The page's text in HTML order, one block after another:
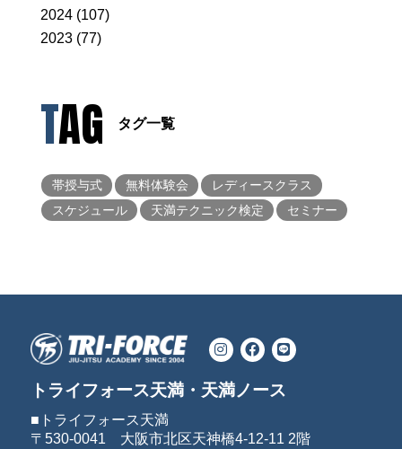
2024 (107)
2023 (77)
TAG タグ一覧
帯授与式 無料体験会
レディースクラス
スケジュール
天満テクニック検定 セミナー
トライフォース天満・天満ノース
■トライフォース天満
〒530-0041 大阪市北区天神橋4-12-11 2階